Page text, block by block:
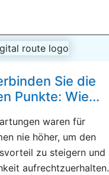
Sie die
Punkte: Wie...
waren für
nie höher, um den
zu steigern und
aufrechtzuerhalten.